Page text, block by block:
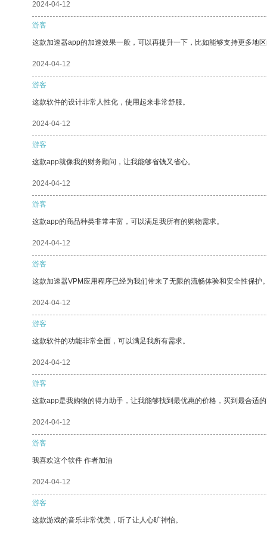
2024-04-12
游客
这款加速器app的加速效果一般，可以再提升一下，比如能够支持更多地区
2024-04-12
游客
这款软件的设计非常人性化，使用起来非常舒服。
2024-04-12
游客
这款app就像我的财务顾问，让我能够省钱又省心。
2024-04-12
游客
这款app的商品种类非常丰富，可以满足我所有的购物需求。
2024-04-12
游客
这款加速器VPM应用程序已经为我们带来了无限的流畅体验和安全性保护。
2024-04-12
游客
这款软件的功能非常全面，可以满足我所有需求。
2024-04-12
游客
这款app是我购物的得力助手，让我能够找到最优惠的价格，买到最合适的
2024-04-12
游客
我喜欢这个软件 作者加油
2024-04-12
游客
这款游戏的音乐非常优美，听了让人心旷神怡。